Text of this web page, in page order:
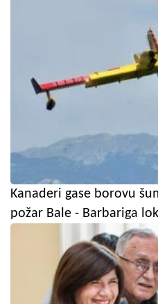
Kanaderi gase borovu
požar Bale - Barbariga